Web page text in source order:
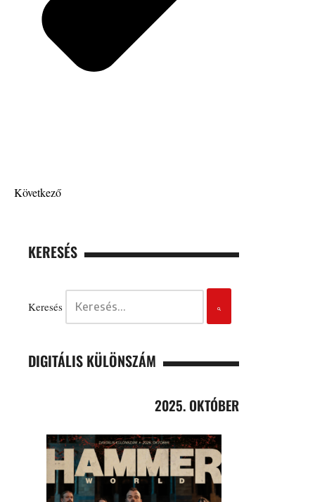
Következő
KERESÉS
Keresés
DIGITÁLIS KÜLÖNSZÁM
2025. OKTÓBER